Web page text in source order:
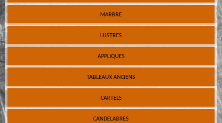
MARBRE
LUSTRES
APPLIQUES
TABLEAUX ANCIENS
CARTELS
CANDELABRES